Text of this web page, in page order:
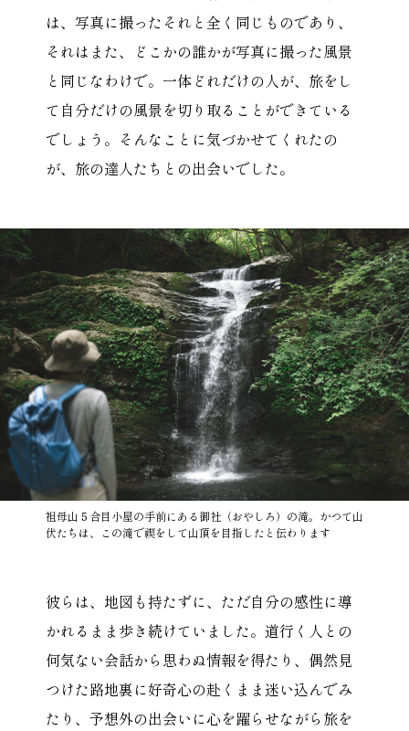
は、写真に撮ったそれと全く同じものであり、
それはまた、どこかの誰かが写真に撮った風景
と同じなわけで。一体どれだけの人が、旅をし
て自分だけの風景を切り取ることができている
でしょう。そんなことに気づかせてくれたの
が、旅の達人たちとの出会いでした。
祖母山５合目小屋の手前にある御社（おやしろ）の滝。かつて山
伏たちは、この滝で禊をして山頂を目指したと伝わります
彼らは、地図も持たずに、ただ自分の感性に導
かれるまま歩き続けていました。道行く人との
何気ない会話から思わぬ情報を得たり、偶然見
つけた路地裏に好奇心の赴くまま迷い込んでみ
たり、予想外の出会いに心を躍らせながら旅を